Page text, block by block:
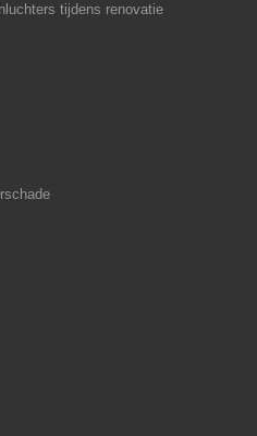
tijdens renovatie